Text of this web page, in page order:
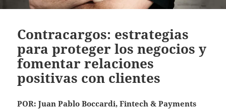
Contracargos: estrategias
para proteger los negocios y
fomentar relaciones
positivas con clientes
POR: Juan Pablo Boccardi, Fintech & Payments